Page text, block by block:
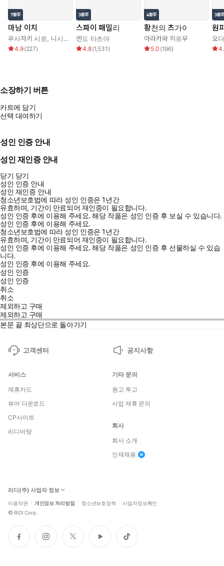
마남 이치
우사자키 시로, 니시 오사무
4.9(227)
스파이 패밀리
엔도 타츠야
4.8(1,531 )
황천의 츠가이
아라카와 히로무
5.0 (196)
원
오
소장하기 버튼
카트에 담기
선택 대여하기
성인 인증 안내
성인 재인증 안내
닫기 닫기
성인 인증 안내
성인 재인증 안내
청소년보호법에 따라 성인 인증은 1년간
유효하며, 기간이 만료되어 재인증이 필요합니다.
성인 인증 후에 이용해 주세요.해당 작품은 성인 인증 후 보실 수 있습니다.
성인 인증 후에 이용해 주세요.
청소년보호법에 따라 성인 인증은 1년간
유효하며, 기간이 만료되어 재인증이 필요합니다.
성인 인증 후에 이용해 주세요.해당 작품은 성인 인증 후 선물하실 수 있습
니다.
성인 인증 후에 이용해 주세요.
성인 인증
성인 인증
취소
취소
제외하고 구매
제외하고 구매
본문 끝 최상단으로 돌아가기
고객센터 공지사항
서비스
제휴카드
뷰어 다운로드
CP사이트
리디바탕
기타 문의
원고 투고
사업 제휴 문의
회사
회사 소개
인재채용
리디(주) 사업자 정보
이용약관 개인정보 처리방침 청소년보호정책 사업자정보확인
© RIDI Corp.
페
이
인
스
트
위
유
튜
틱
톡